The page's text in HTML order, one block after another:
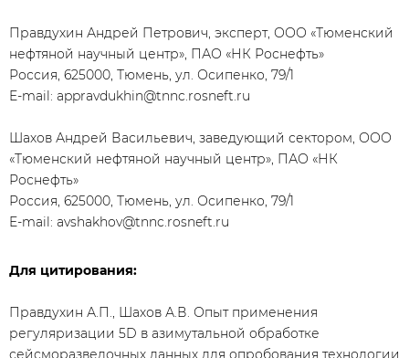
Правдухин Андрей Петрович, эксперт, ООО «Тюменский
нефтяной научный центр», ПАО «НК Роснефть»
Россия, 625000, Тюмень, ул. Осипенко, 79/1
E-mail: appravdukhin@tnnc.rosneft.ru
Шахов Андрей Васильевич, заведующий сектором, ООО
«Тюменский нефтяной научный центр», ПАО «НК
Роснефть»
Россия, 625000, Тюмень, ул. Осипенко, 79/1
E-mail: avshakhov@tnnc.rosneft.ru
Для цитирования:
Правдухин А.П., Шахов А.В. Опыт применения
регуляризации 5D в азимутальной обработке
сейсморазведочных данных для опробования технологии